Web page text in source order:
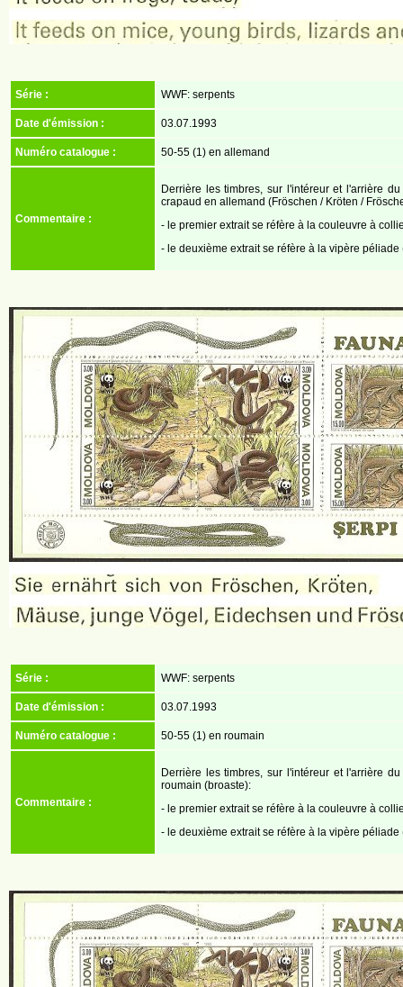
Série : WWF: serpents
Date d'émission : 03.07.1993
Numéro catalogue : 50-55 (1) en allemand
Commentaire :
Derrière les timbres, sur l'intéreur et l'arrière
crapaud en allemand (Fröschen / Kröten /
- le premier extrait se réfère à la couleuvre à
- le deuxième extrait se réfère à la vipère péliade
Série : WWF: serpents
Date d'émission : 03.07.1993
Numéro catalogue : 50-55 (1) en roumain
Commentaire :
Derrière les timbres, sur l'intéreur et l'arrière
roumain (broaste):
- le premier extrait se réfère à la couleuvre à
- le deuxième extrait se réfère à la vipère péliade